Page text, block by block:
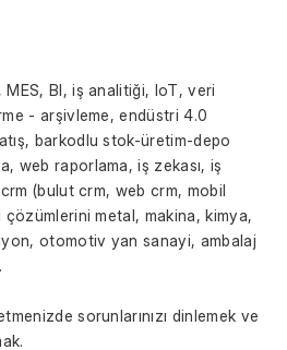
BI, iş analitiği, IoT, veri
- arşivleme, endüstri 4.0
barkodlu stok-üretim-depo
web raporlama, iş zekası, iş
(bulut crm, web crm, mobil
metal, makina, kimya,
otomotiv yan sanayi, ambalaj
sorunlarınızı dinlemek ve